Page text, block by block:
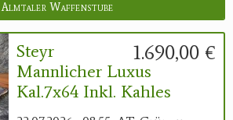
Almtaler Waffenstube
1.690,00 €
Steyr
Mannlicher Luxus
Kal.7x64 Inkl. Kahles